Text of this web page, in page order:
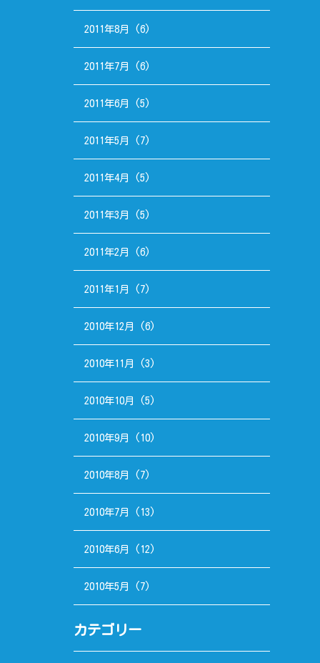
2011年8月 (6)
2011年7月 (6)
2011年6月 (5)
2011年5月 (7)
2011年4月 (5)
2011年3月 (5)
2011年2月 (6)
2011年1月 (7)
2010年12月 (6)
2010年11月 (3)
2010年10月 (5)
2010年9月 (10)
2010年8月 (7)
2010年7月 (13)
2010年6月 (12)
2010年5月 (7)
カテゴリー